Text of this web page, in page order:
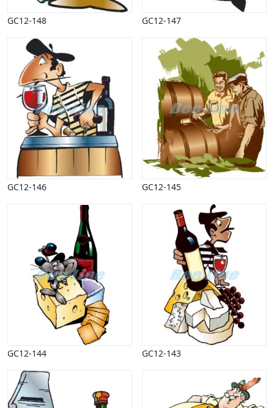
GC12-148 GC12-147
GC12-146 GC12-145
GC12-144 GC12-143